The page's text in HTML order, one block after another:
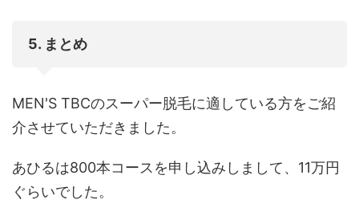
5. まとめ
MEN'S TBCのスーパー脱毛に適している方をご紹
介させていただきました。
あひるは800本コースを申し込みしまして、11万円
ぐらいでした。